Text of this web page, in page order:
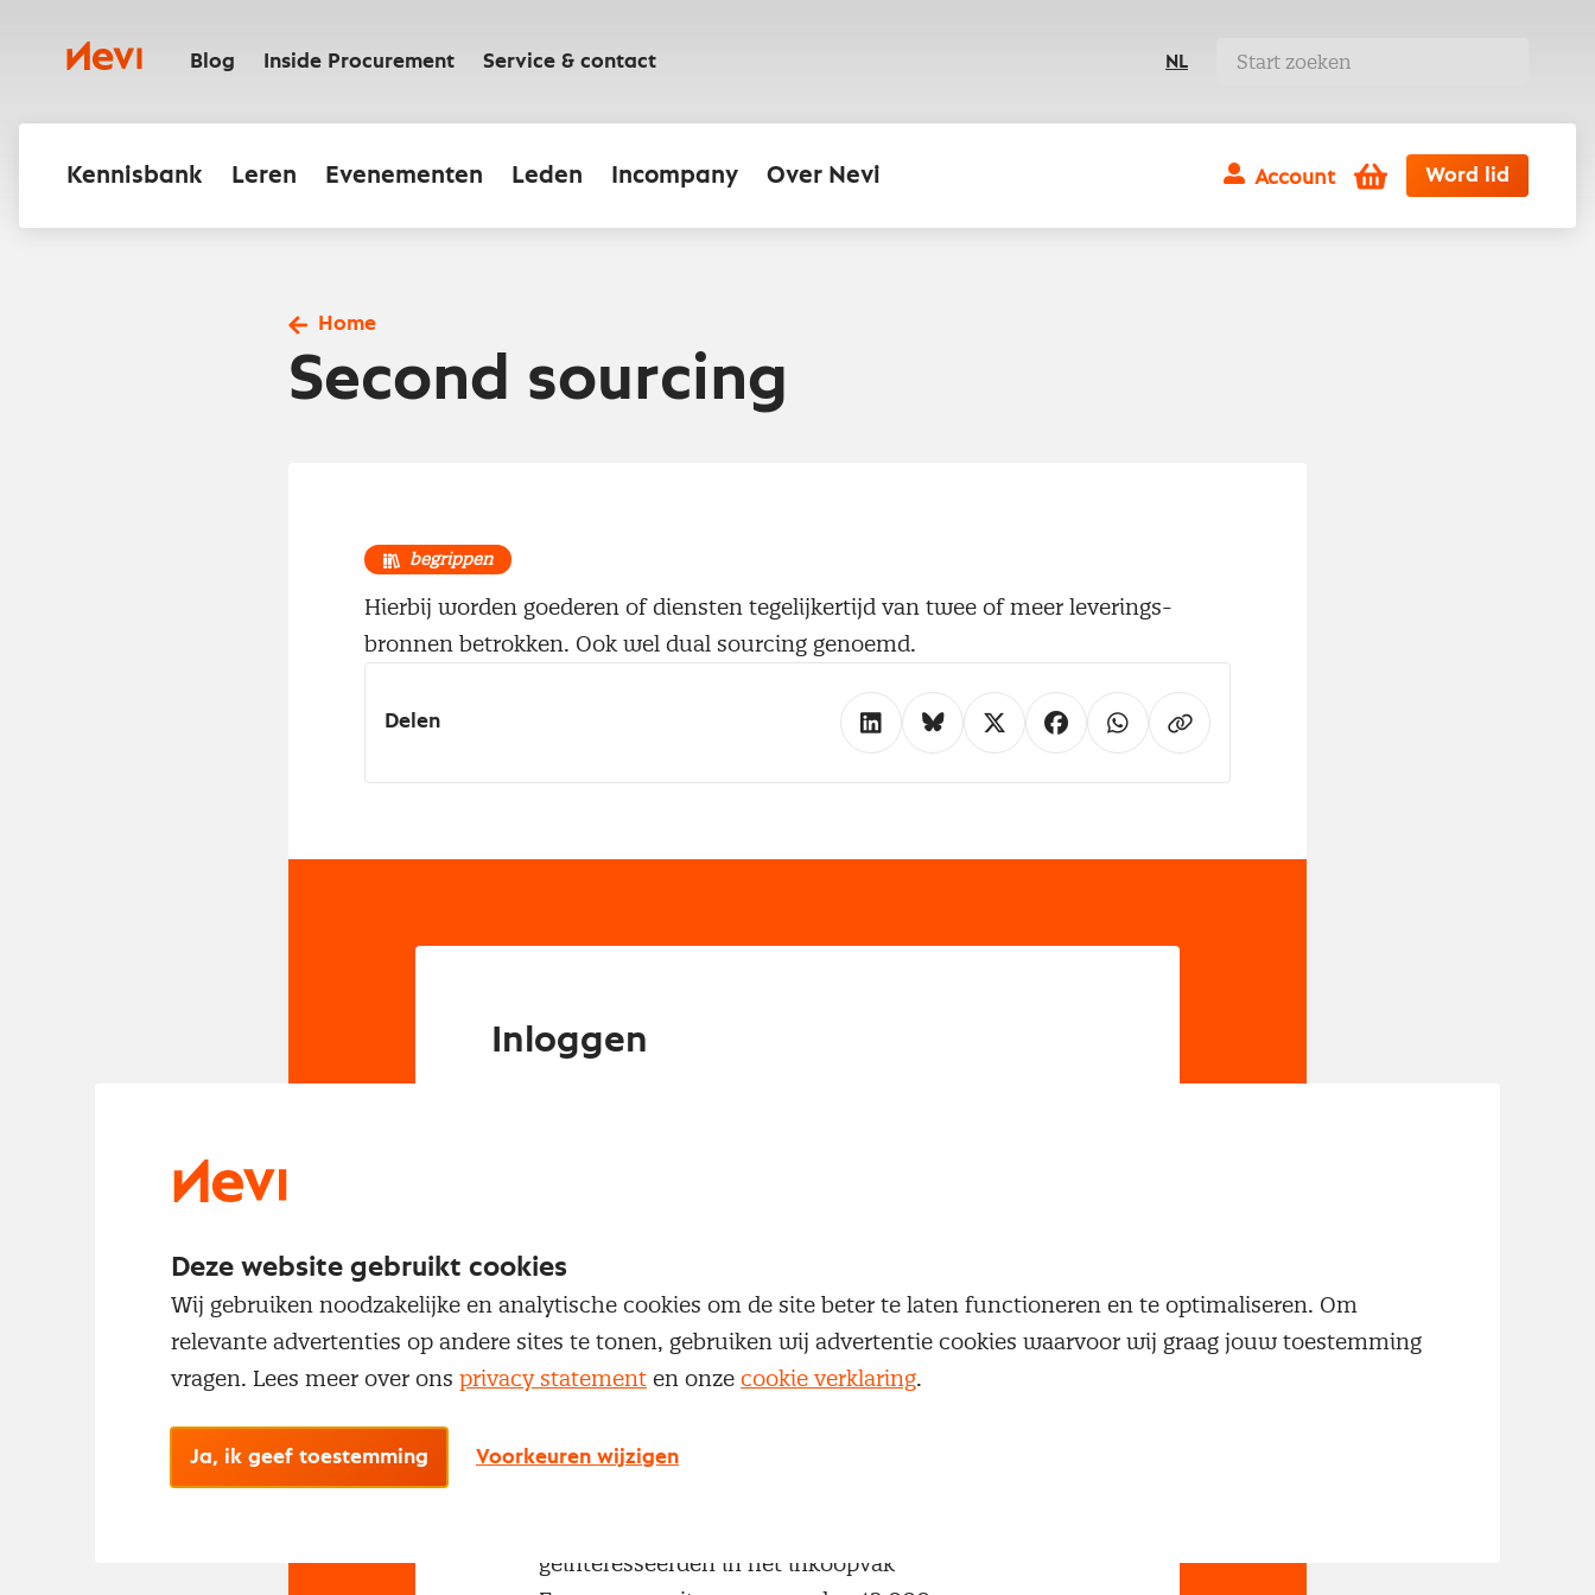
inhoudNevi Blog Inside Procurement Service & contact NL
Kennisbank Leren Evenementen Leden Incompany Over Nevi Account Winkelwagen
Word lid
Home
Second sourcing
begrippen
Hierbij worden goederen of diensten tegelijkertijd van twee of meer leverings-
bronnen betrokken. Ook wel dual sourcing genoemd.
Delen
Inloggen
Met een Nevi account krijg je gratis toegang tot:
geïnteresseerden in het inkoopvak
Deze website gebruikt cookies
Wij gebruiken noodzakelijke en analytische cookies om de site beter te laten functioneren en te optimaliseren. Om
relevante advertenties op andere sites te tonen, gebruiken wij advertentie cookies waarvoor wij graag jouw toestemming
vragen. Lees meer over ons privacy statement en onze cookie verklaring.
Ja, ik geef toestemming Voorkeuren wijzigen